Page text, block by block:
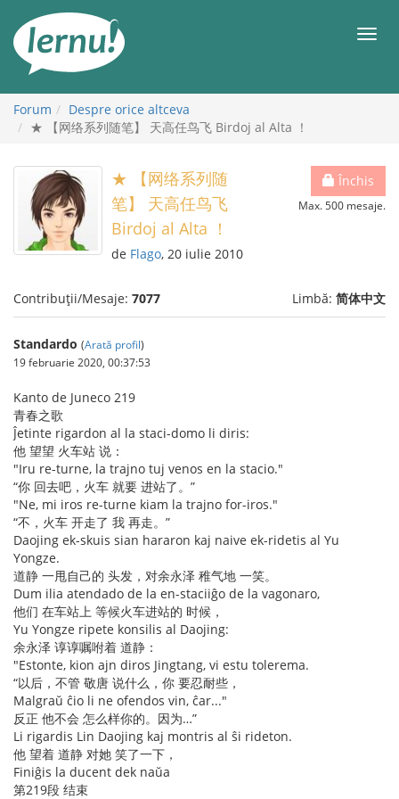
conținut
Forum
Despre orice altceva
★ 【网络系列随笔】 天高任鸟飞 Birdoj al Alta ！
Închis
Max. 500 mesaje.
★ 【网络系列随
笔】 天高任鸟飞
Birdoj al Alta ！
de Flago, 20 iulie 2010
Contribuții/Mesaje: 7077 Limbă: 简体中文
Standardo (Arată profil)
19 februarie 2020, 00:37:53
Kanto de Juneco 219
青春之歌
Ĵetinte rigardon al la staci-domo li diris:
他 望望 火车站 说：
"Iru re-turne, la trajno tuj venos en la stacio."
“你 回去吧，火车 就要 进站了。”
"Ne, mi iros re-turne kiam la trajno for-iros."
“不，火车 开走了 我 再走。”
Daojing ek-skuis sian hararon kaj naive ek-ridetis al Yu
Yongze.
道静 一甩自己的 头发，对余永泽 稚气地 一笑。
Dum ilia atendado de la en-staciiĝo de la vagonaro,
他们 在车站上 等候火车进站的 时候，
Yu Yongze ripete konsilis al Daojing:
余永泽 谆谆嘱咐着 道静：
"Estonte, kion ajn diros Jingtang, vi estu tolerema.
“以后，不管 敬唐 说什么，你 要忍耐些，
Malgraŭ ĉio li ne ofendos vin, ĉar..."
反正 他不会 怎么样你的。因为…”
Li rigardis Lin Daojing kaj montris al ŝi rideton.
他 望着 道静 对她 笑了一下，
Finiĝis la ducent dek naŭa
第219段 结束